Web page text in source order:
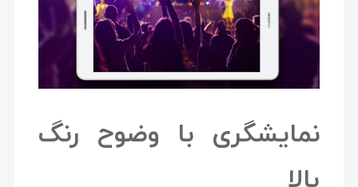
نمایشگری با وضوح رنگ